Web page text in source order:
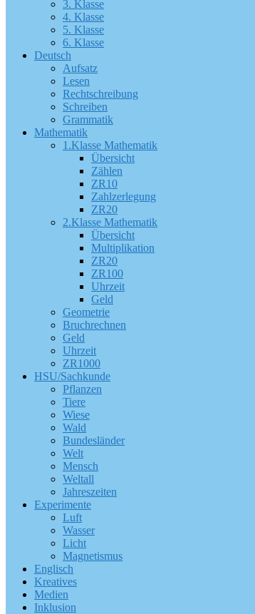
3. Klasse
4. Klasse
5. Klasse
6. Klasse
Deutsch
Aufsatz
Lesen
Rechtschreibung
Schreiben
Grammatik
Mathematik
1.Klasse Mathematik
Übersicht
Zählen
ZR10
Zahlzerlegung
ZR20
2.Klasse Mathematik
Übersicht
Multiplikation
ZR20
ZR100
Uhrzeit
Geld
Geometrie
Bruchrechnen
Geld
Uhrzeit
ZR1000
HSU/Sachkunde
Pflanzen
Tiere
Wiese
Wald
Bundesländer
Welt
Mensch
Weltall
Jahreszeiten
Experimente
Luft
Wasser
Licht
Magnetismus
Englisch
Kreatives
Medien
Inklusion